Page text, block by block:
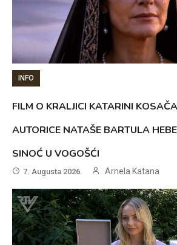
INFO
FILM O KRALJICI KATARINI
AUTORICE NATAŠE BARTULA
SINOĆ U VOGOŠĆI
7. Augusta 2026. Arnela Katana